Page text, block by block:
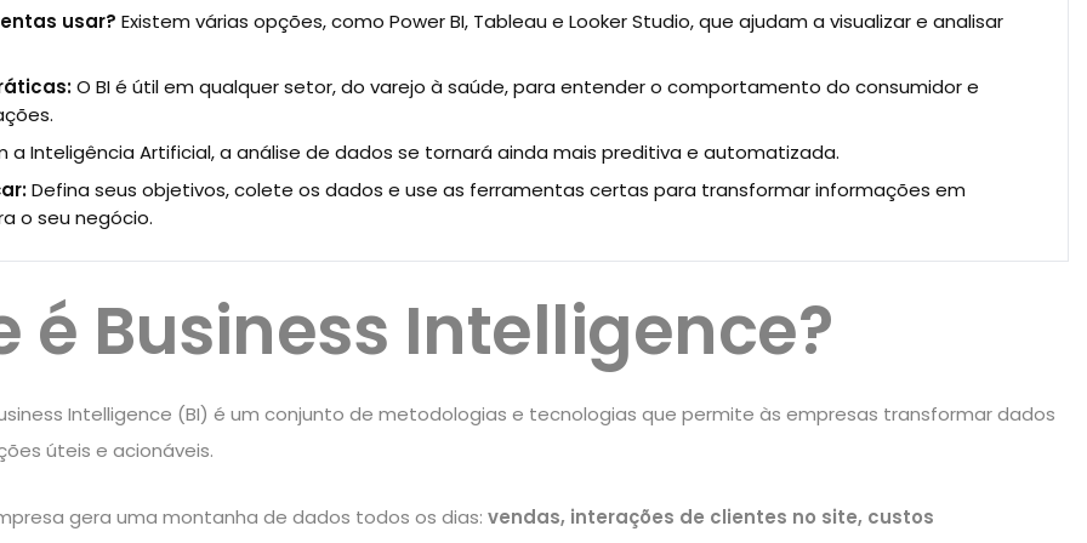
usar? Existem várias opções, como Power BI, Tableau e Looker Studio, que ajudam a visualizar e analisar
O BI é útil em qualquer setor, do varejo à saúde, para entender o comportamento do consumidor e
a Inteligência Artificial, a análise de dados se tornará ainda mais preditiva e automatizada.
Defina seus objetivos, colete os dados e use as ferramentas certas para transformar informações em
o seu negócio.
é Business Intelligence?
Intelligence (BI) é um conjunto de metodologias e tecnologias que permite às empresas transformar dados
úteis e acionáveis.
gera uma montanha de dados todos os dias: vendas, interações de clientes no site, custos